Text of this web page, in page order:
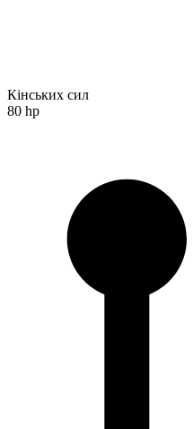
Кінських сил
80 hp